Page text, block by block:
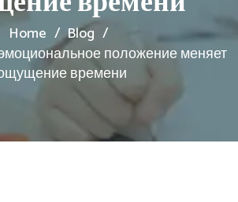
Home
Blog
положение меняет
времени